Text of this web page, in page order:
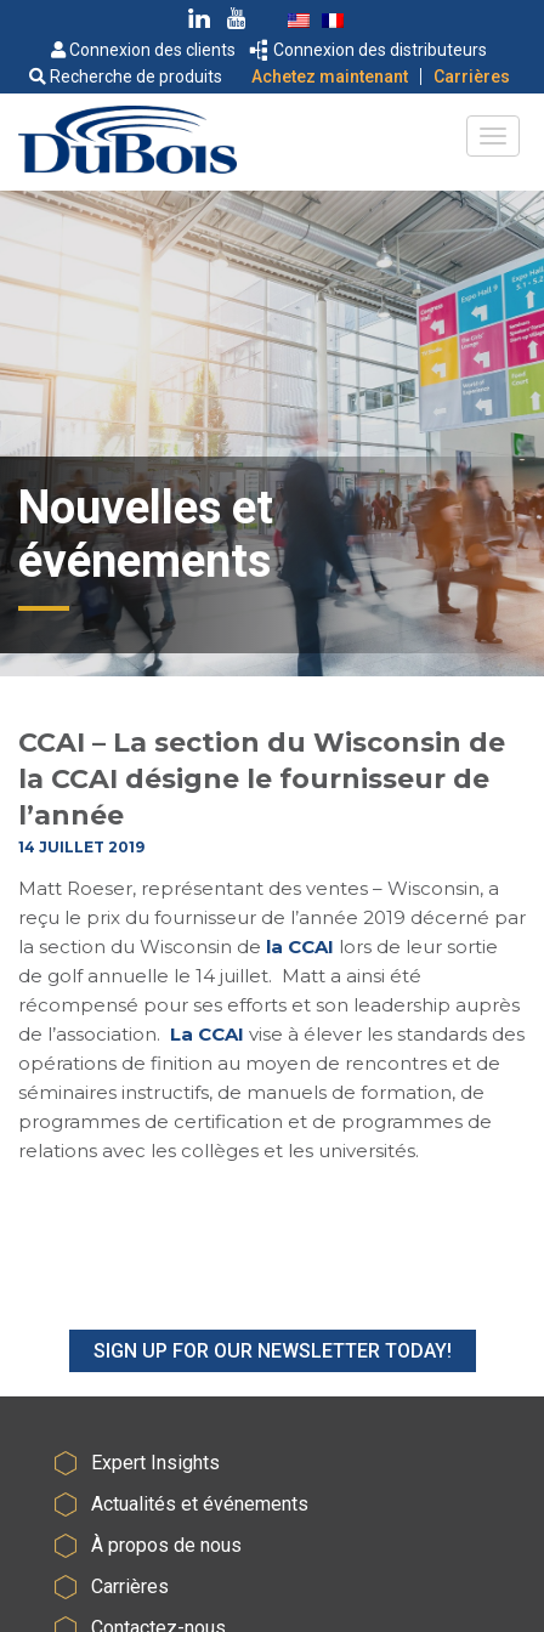
Connexion des clients
Connexion des distributeurs
Recherche de produits
Achetez maintenant | Carrières
Nouvelles et
événements
CCAI – La section du Wisconsin de
la CCAI désigne le fournisseur de
l’année
14 JUILLET 2019
Matt Roeser, représentant des ventes – Wisconsin, a
reçu le prix du fournisseur de l’année 2019 décerné par
la section du Wisconsin de la CCAI lors de leur sortie
de golf annuelle le 14 juillet. Matt a ainsi été
récompensé pour ses efforts et son leadership auprès
de l’association. La CCAI vise à élever les standards des
opérations de finition au moyen de rencontres et de
séminaires instructifs, de manuels de formation, de
programmes de certification et de programmes de
relations avec les collèges et les universités.
SIGN UP FOR OUR NEWSLETTER TODAY!
Expert Insights
Actualités et événements
À propos de nous
Carrières